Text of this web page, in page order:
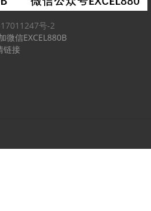
号-2
微信EXCEL880B
链接